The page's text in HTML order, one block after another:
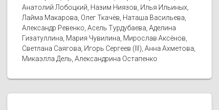
Анатолий Лобоцкий, Назим Ниязов, Илья Ильиных,
Лайма Макарова, Олег Ткачёв, Наташа Васильева,
Александр Ревенко, Асель Турдубаева, Аделина
Гизатуллина, Мария Чувилина, Мирослав Аксёнов,
Светлана Саягова, Игорь Сергеев (III), Анна Ахметова,
Микаэлла Дель, Александрина Остапенко